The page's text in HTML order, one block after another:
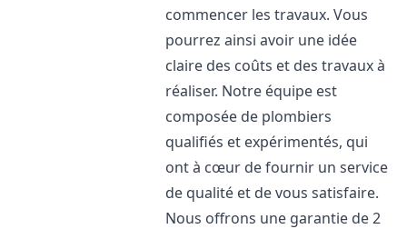
commencer les travaux. Vous
pourrez ainsi avoir une idée
claire des coûts et des travaux à
réaliser. Notre équipe est
composée de plombiers
qualifiés et expérimentés, qui
ont à cœur de fournir un service
de qualité et de vous satisfaire.
Nous offrons une garantie de 2